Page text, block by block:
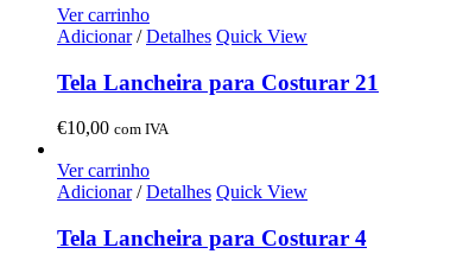
Ver carrinho
Adicionar/ Detalhes Quick View
Tela Lancheira para Costurar 21
€10,00 com IVA
Ver carrinho
Adicionar/ Detalhes Quick View
Tela Lancheira para Costurar 4